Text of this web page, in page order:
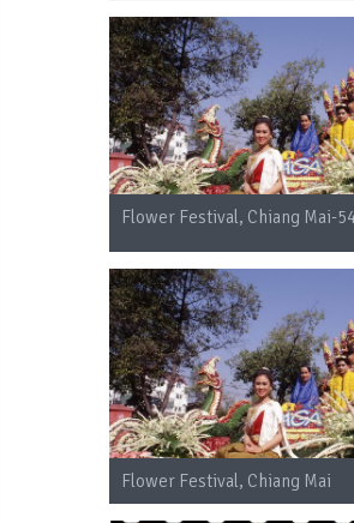
Flower Festival, Chiang Mai-
Flower Festival, Chiang Mai